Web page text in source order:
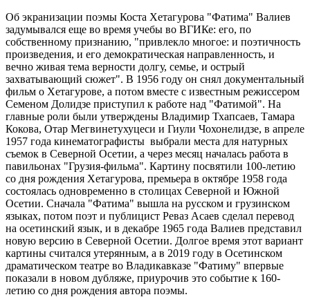
Об экранизации поэмы Коста Хетагурова "Фатима" Валиев
задумывался еще во время учебы во ВГИКе: его, по
собственному признанию, "привлекло многое: и поэтичность
произведения, и его демократическая направленность, и
вечно живая тема верности долгу, семье, и острый
захватывающий сюжет". В 1956 году он снял документальный
фильм о Хетагурове, а потом вместе с известным режиссером
Семеном Долидзе приступил к работе над "Фатимой". На
главные роли были утверждены Владимир Тхапсаев, Тамара
Кокова, Отар Мегвинетухуцеси и Гиули Чохонелидзе, в апреле
1957 года кинематографисты выбрали места для натурных
съемок в Северной Осетии, а через месяц началась работа в
павильонах "Грузия-фильма". Картину посвятили 100-летию
со дня рождения Хетагурова, премьера в октябре 1958 года
состоялась одновременно в столицах Северной и Южной
Осетии. Сначала "Фатима" вышла на русском и грузинском
языках, потом поэт и публицист Реваз Асаев сделал перевод
на осетинский язык, и в декабре 1965 года Валиев представил
новую версию в Северной Осетии. Долгое время этот вариант
картины считался утерянным, а в 2019 году в Осетинском
драматическом театре во Владикавказе "Фатиму" впервые
показали в новом дубляже, приурочив это событие к 160-
летию со дня рождения автора поэмы.